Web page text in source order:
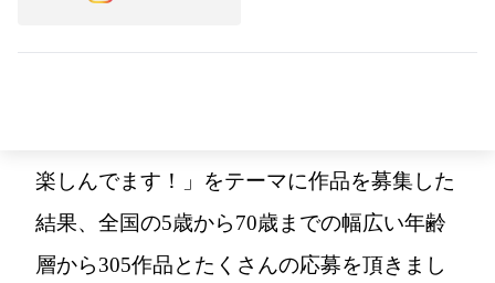
ル コンテスト」の受賞作品を決定しまし
楽しんでます！」をテーマに作品を募集した
結果、全国の5歳から70歳までの幅広い年齢
層から305作品とたくさんの応募を頂きまし